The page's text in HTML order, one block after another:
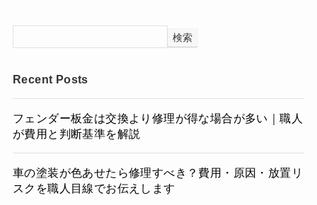
検索
Recent Posts
フェンダー板金は交換より修理が得な場合が多い｜職人
が費用と判断基準を解説
車の塗装が色あせたら修理すべき？費用・原因・放置リ
スクを職人目線でお伝えします